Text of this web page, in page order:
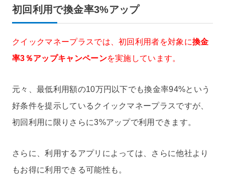
初回利用で換金率3%アップ
クイックマネープラスでは、初回利用者を対象に換金
率3％アップキャンペーンを実施しています。
元々、最低利用額の10万円以下でも換金率94%という
好条件を提示しているクイックマネープラスですが、
初回利用に限りさらに3%アップで利用できます。
さらに、利用するアプリによっては、さらに他社より
もお得に利用できる可能性も。